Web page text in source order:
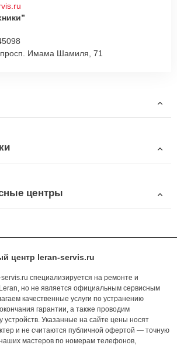
просп. Имама Шамиля, 71
центры
центр leran-servis.ru
специализируется на ремонте и
но не является официальным сервисным
качественные услуги по устранению
гарантии, а также проводим
устройств. Указанные на сайте цены носят
и не считаются публичной офертой — точную
мастеров по номерам телефонов,